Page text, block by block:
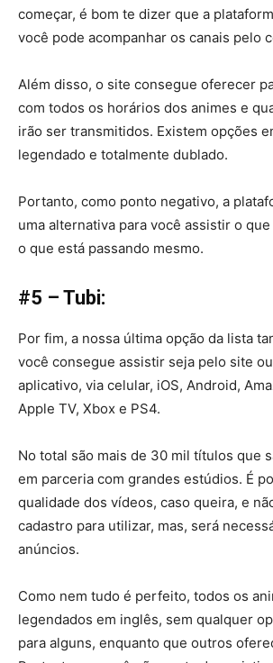
começar, é bom te dizer que a
você pode acompanhar os canais pelo
Além disso, o site consegue oferecer
com todos os horários dos animes e
irão ser transmitidos. Existem opções
legendado e totalmente dublado.
Portanto, como ponto negativo, a
uma alternativa para você assistir o
o que está passando mesmo.
#5 – Tubi:
Por fim, a nossa última opção da lista
você consegue assistir seja pelo site
aplicativo, via celular, iOS, Android,
Apple TV, Xbox e PS4.
No total são mais de 30 mil títulos que
em parceria com grandes estúdios. É
qualidade dos vídeos, caso queira, e
cadastro para utilizar, mas, será
anúncios.
Como nem tudo é perfeito, todos os
legendados em inglês, sem qualquer
para alguns, enquanto que outros